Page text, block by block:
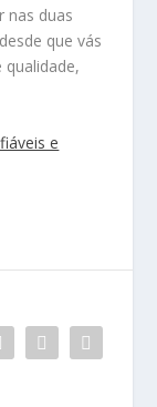
nas duas
que vás
e